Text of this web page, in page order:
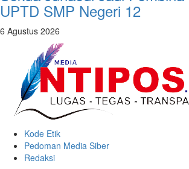
UPTD SMP Negeri 12
6 Agustus 2026
Kode Etik
Pedoman Media Siber
Redaksi